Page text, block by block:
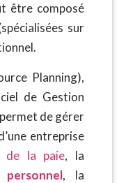
être composé
sur
Planning),
de Gestion
de gérer
entreprise
de la paie, la
, la